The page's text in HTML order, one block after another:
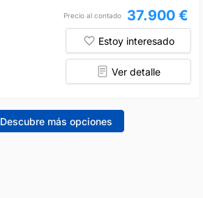
Precio al contado 37.900 €
Estoy interesado
Ver detalle
Descubre más opciones